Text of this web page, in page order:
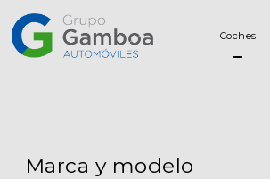
Coches
Marca y modelo